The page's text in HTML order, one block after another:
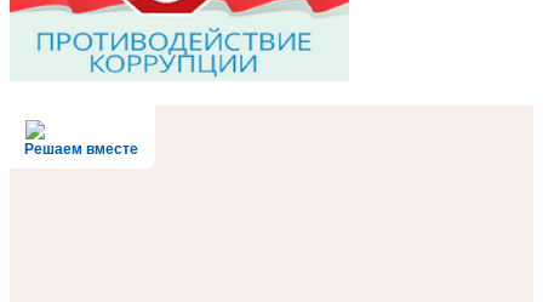
Решаем вместе